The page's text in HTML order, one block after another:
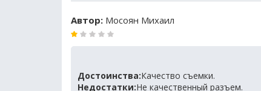
Автор: Мосоян Михаил
Достоинства:Качество съемки.
Недостатки:Не качественный разъем.